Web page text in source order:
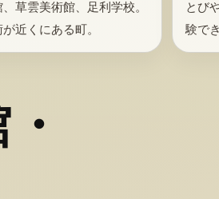
草雲美術館、足利学校。
近くにある町。
とび
験で